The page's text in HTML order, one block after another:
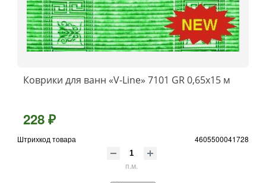
Коврики для ванн «V-Line» 7101 GR 0,65x15 м
228 ₽
Штрихкод товара 4605500041728
п.м.